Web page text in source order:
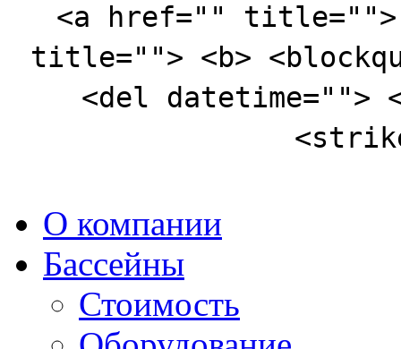
<a href="" title="">
title=""> <b>
<del datetime="">
О компании
Бассейны
Стоимость